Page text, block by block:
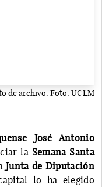
de archivo. Foto: UCLM
José Antonio
la Semana Santa
Junta de Diputación
lo ha elegido